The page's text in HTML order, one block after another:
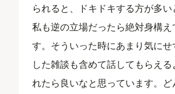
られると、ドキドキする方が多い
私も逆の立場だったら絶対身構え
す。そういった時にあまり気にせ
した雑談も含めて話してもらえ
れたら良いなと思っています。ど